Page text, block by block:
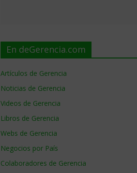
En deGerencia.com
Artículos de Gerencia
Noticias de Gerencia
Videos de Gerencia
Libros de Gerencia
Webs de Gerencia
Negocios por País
Colaboradores de Gerencia